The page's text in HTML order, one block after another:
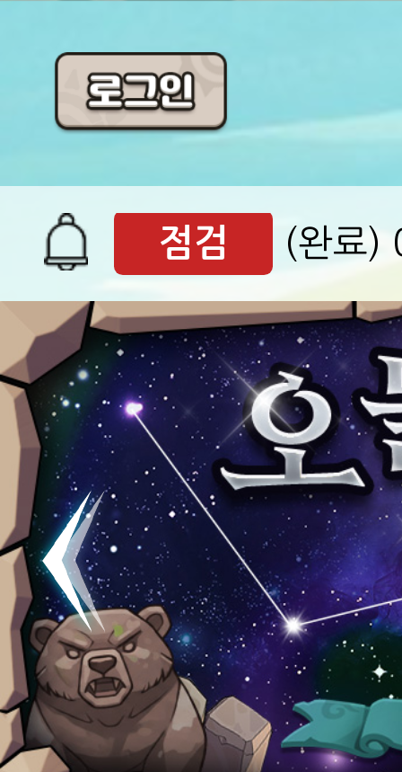
점검 (완료)
서버오픈 08월
공지
[석기삼
&쿠폰!
공지 [석기
공지
[석기
폰!
공지
[석기
폰!